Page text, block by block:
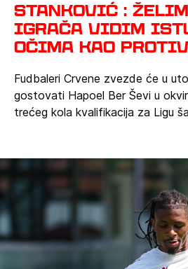
Stanković :
igrača vidim
očima kao
Fudbaleri Crvene zvezde će u
gostovati Hapoel Ber Ševi u
trećeg kola kvalifikacija za Ligu